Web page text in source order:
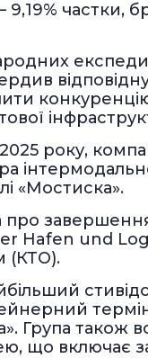
9,19% частки,
року,
«Мостиска».
про
Hafen und
(КТО).
Група також
що включає